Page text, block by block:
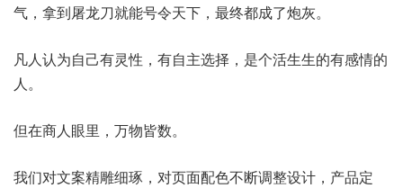
气，拿到屠龙刀就能号令天下，最终都成了炮灰。
凡人认为自己有灵性，有自主选择，是个活生生的有感情的
人。
但在商人眼里，万物皆数。
我们对文案精雕细琢，对页面配色不断调整设计，产品定